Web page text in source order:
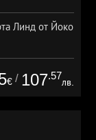
Линд от Йоко
€ / 107.57
лв.